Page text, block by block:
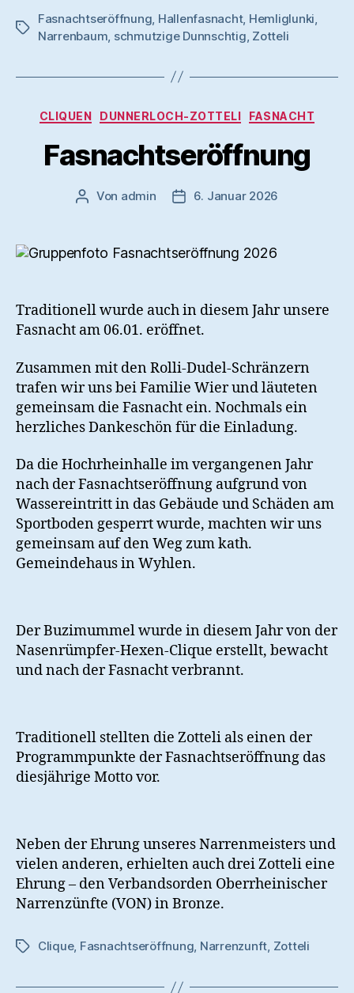
Schlagwörter
Fasnachtseröffnung Hallenfasnacht, Hemliglunki
Narrenbaum schmutzige Dunnschtig Zotteli
Kategorien
CLIQUEN DUNNERLOCH-ZOTTELI FASNACHT
Fasnachtseröffnung
Beitragsautor
Von admin Veröffentlichungsdatum
6. Januar 2026
Traditionell wurde auch in diesem Jahr unsere
Fasnacht am 06.01. eröffnet.
Zusammen mit den Rolli-Dudel-Schränzern
trafen wir uns bei Familie Wier und läuteten
gemeinsam die Fasnacht ein. Nochmals ein
herzliches Dankeschön für die Einladung.
Da die Hochrheinhalle im vergangenen Jahr
nach der Fasnachtseröffnung aufgrund von
Wassereintritt in das Gebäude und Schäden am
Sportboden gesperrt wurde, machten wir uns
gemeinsam auf den Weg zum kath.
Gemeindehaus in Wyhlen.
Der Buzimummel wurde in diesem Jahr von der
Nasenrümpfer-Hexen-Clique erstellt, bewacht
und nach der Fasnacht verbrannt.
Traditionell stellten die Zotteli als einen der
Programmpunkte der Fasnachtseröffnung das
diesjährige Motto vor.
Neben der Ehrung unseres Narrenmeisters und
vielen anderen, erhielten auch drei Zotteli eine
Ehrung – den Verbandsorden Oberrheinischer
Narrenzünfte (VON) in Bronze.
Schlagwörter
Clique, Fasnachtseröffnung, Narrenzunft, Zotteli